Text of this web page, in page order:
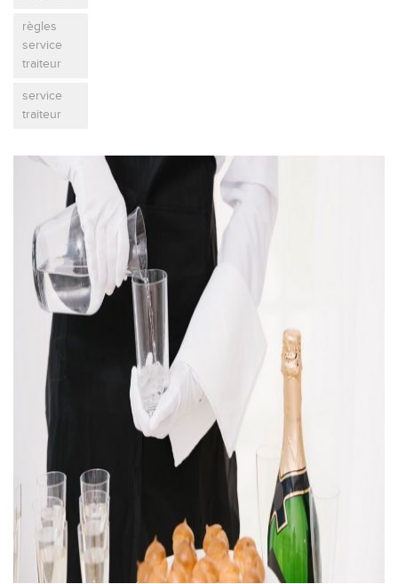
règles
service
traiteur
service
traiteur